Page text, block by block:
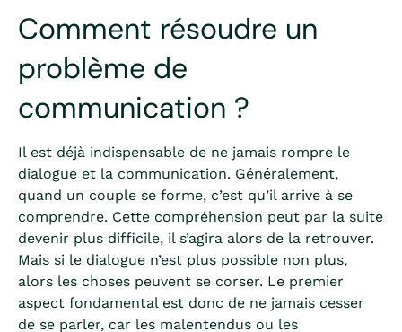
Comment résoudre un
problème de
communication ?
Il est déjà indispensable de ne jamais rompre le
dialogue et la communication. Généralement,
quand un couple se forme, c’est qu’il arrive à se
comprendre. Cette compréhension peut par la suite
devenir plus difficile, il s’agira alors de la retrouver.
Mais si le dialogue n’est plus possible non plus,
alors les choses peuvent se corser. Le premier
aspect fondamental est donc de ne jamais cesser
de se parler, car les malentendus ou les